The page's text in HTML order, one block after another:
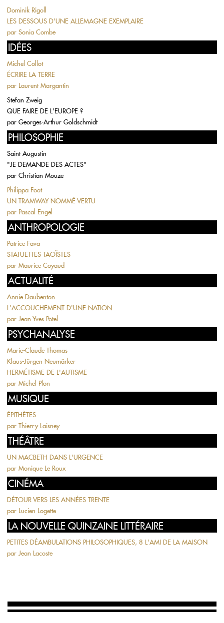
Dominik Rigoll
LES DESSOUS D'UNE ALLEMAGNE EXEMPLAIRE
par Sonia Combe
IDÉES
Michel Collot
ÉCRIRE LA TERRE
par Laurent Margantin
Stefan Zweig
QUE FAIRE DE L'EUROPE ?
par Georges-Arthur Goldschmidt
PHILOSOPHIE
Saint Augustin
"JE DEMANDE DES ACTES"
par Christian Mouze
Philippa Foot
UN TRAMWAY NOMMÉ VERTU
par Pascal Engel
ANTHROPOLOGIE
Patrice Fava
STATUETTES TAOÏSTES
par Maurice Coyaud
ACTUALITÉ
Annie Daubenton
L'ACCOUCHEMENT D'UNE NATION
par Jean-Yves Potel
PSYCHANALYSE
Marie-Claude Thomas
Klaus-Jürgen Neumärker
HERMÉTISME DE L'AUTISME
par Michel Plon
MUSIQUE
ÉPITHÈTES
par Thierry Laisney
THÉÂTRE
UN MACBETH DANS L'URGENCE
par Monique Le Roux
CINÉMA
DÉTOUR VERS LES ANNÉES TRENTE
par Lucien Logette
LA NOUVELLE QUINZAINE LITTÉRAIRE
PETITES DÉAMBULATIONS PHILOSOPHIQUES, 8 L'AMI DE LA MAISON
par Jean Lacoste